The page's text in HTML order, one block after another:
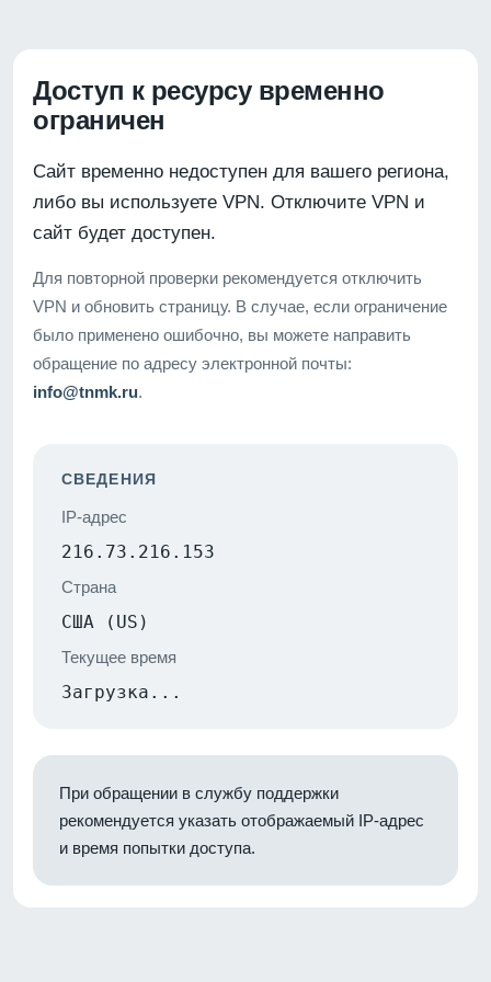
Доступ к ресурсу временно
ограничен
Сайт временно недоступен для вашего региона,
либо вы используете VPN. Отключите VPN и
сайт будет доступен.
Для повторной проверки рекомендуется отключить
VPN и обновить страницу. В случае, если ограничение
было применено ошибочно, вы можете направить
обращение по адресу электронной почты:
info@tnmk.ru.
СВЕДЕНИЯ
IP-адрес
216.73.216.153
Страна
США (US)
Текущее время
Загрузка...
При обращении в службу поддержки
рекомендуется указать отображаемый IP-адрес
и время попытки доступа.